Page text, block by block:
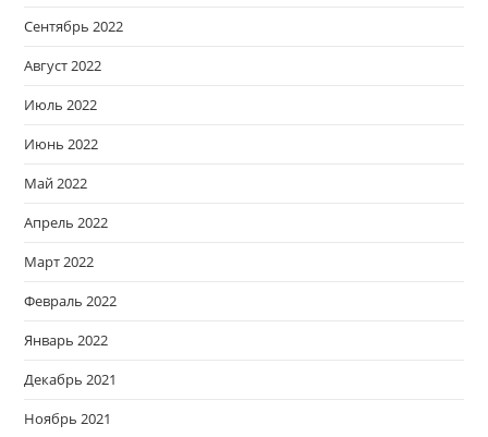
Сентябрь 2022
Август 2022
Июль 2022
Июнь 2022
Май 2022
Апрель 2022
Март 2022
Февраль 2022
Январь 2022
Декабрь 2021
Ноябрь 2021